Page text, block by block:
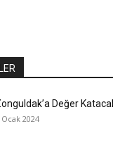
Değer
Ocak 2024